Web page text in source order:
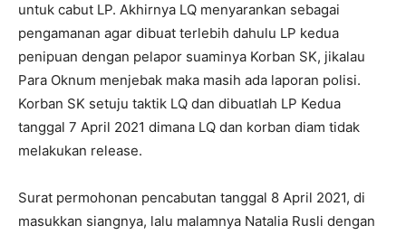
untuk cabut LP. Akhirnya LQ menyarankan sebagai
pengamanan agar dibuat terlebih dahulu LP kedua
penipuan dengan pelapor suaminya Korban SK, jikalau
Para Oknum menjebak maka masih ada laporan polisi.
Korban SK setuju taktik LQ dan dibuatlah LP Kedua
tanggal 7 April 2021 dimana LQ dan korban diam tidak
melakukan release.
Surat permohonan pencabutan tanggal 8 April 2021, di
masukkan siangnya, lalu malamnya Natalia Rusli dengan